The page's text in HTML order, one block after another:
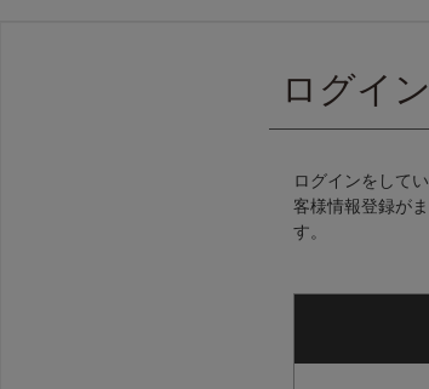
ログイン
ログインをして
客様情報登録が
す。